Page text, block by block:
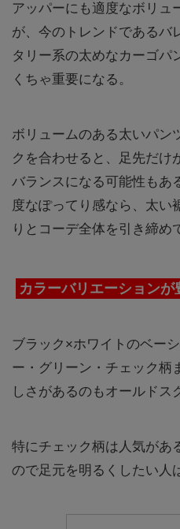
アッパーにも適度なボリュ
が、今のトレンドであるバ
タリー系の太めなカーゴパ
くちゃ重要になる。
ボリュームのある太いパン
クを合わせると、足先だけ
バランスになる可能性もあ
度なぽってり感なら、太い
りとコーデ全体を引き締め
カラーバリエーションが
ブラック×ホワイトのベー
ー・グリーン・チェック柄
しさがあるのもオールドス
特にチェック柄は人気があ
ので足元を明るくしたい人